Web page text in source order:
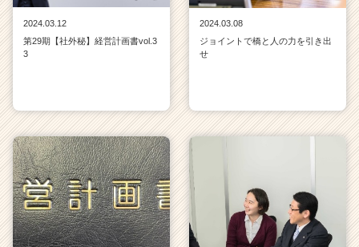
2024.03.12
第29期【社外秘】経営計画書vol.3
3
2024.03.08
ジョイントで橋と人の力を引き出
せ